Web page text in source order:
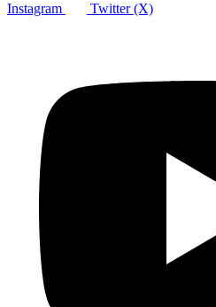
Instagram Twitter (X)